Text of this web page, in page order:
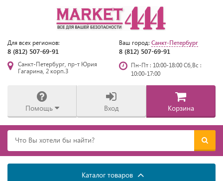
Для всех регионов:
8 (812) 507-69-91
Ваш город: Санкт-Петербург
8 (812) 507-69-91
Санкт-Петербург, пр-т Юрия
Гагарина, 2 корп.3
Пн-Пт : 10:00-18:00 Сб,Вс :
10:00-17:00
Помощь Вход Корзина
Каталог товаров